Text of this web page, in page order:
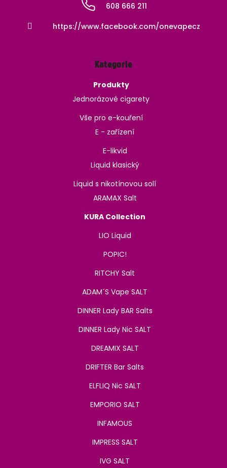
608 666 211
https://www.facebook.com/onevapecz
Kategorie
Produkty
Jednorázové cigarety
Vše pro e-kouření
E - zařízení
E-likvid
Liquid klasický
Liquid s nikotínovou solí
ARAMAX Salt
KURA Collection
LIO Liquid
POPIC!
RITCHY Salt
ADAM´S Vape SALT
DINNER Lady BAR Salts
DINNER Lady Nic SALT
DREAMIX SALT
DRIFTER Bar Salts
ELFLIQ Nic SALT
EMPORIO SALT
INFAMOUS
IMPRESS SALT
IVG SALT